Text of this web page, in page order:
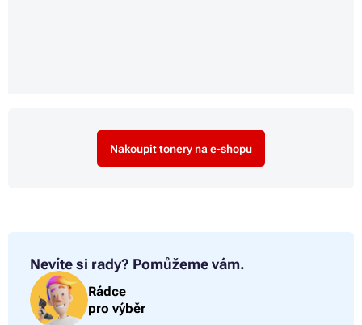
Nakoupit tonery na e-shopu
Nevíte si rady? Pomůžeme vám.
Rádce
pro výběr